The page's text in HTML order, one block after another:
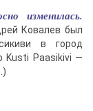
изменилась.
Ковалев был
в город
Kusti Paasikivi —